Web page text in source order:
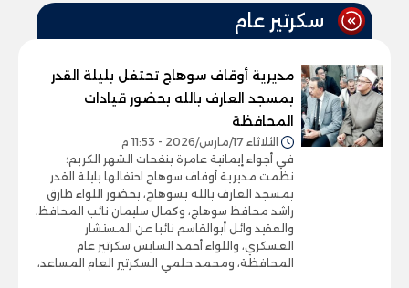
سكرتير عام
مديرية أوقاف سوهاج تحتفل بليلة القدر
بمسجد العارف بالله بحضور قيادات
المحافظة
الثلاثاء 17/مارس/2026 - 11:53 م
في أجواء إيمانية عامرة بنفحات الشهر الكريم؛
نظمت مديرية أوقاف سوهاج احتفالها بليلة القدر
بمسجد العارف بالله بسوهاج، بحضور اللواء طارق
راشد محافظ سوهاج، وكمال سليمان نائب المحافظ،
والعقيد وائل أبوالقاسم نائبا عن المستشار
العسكري، واللواء أحمد السايس سكرتير عام
المحافظة، ومحمد حلمي السكرتير العام المساعد،